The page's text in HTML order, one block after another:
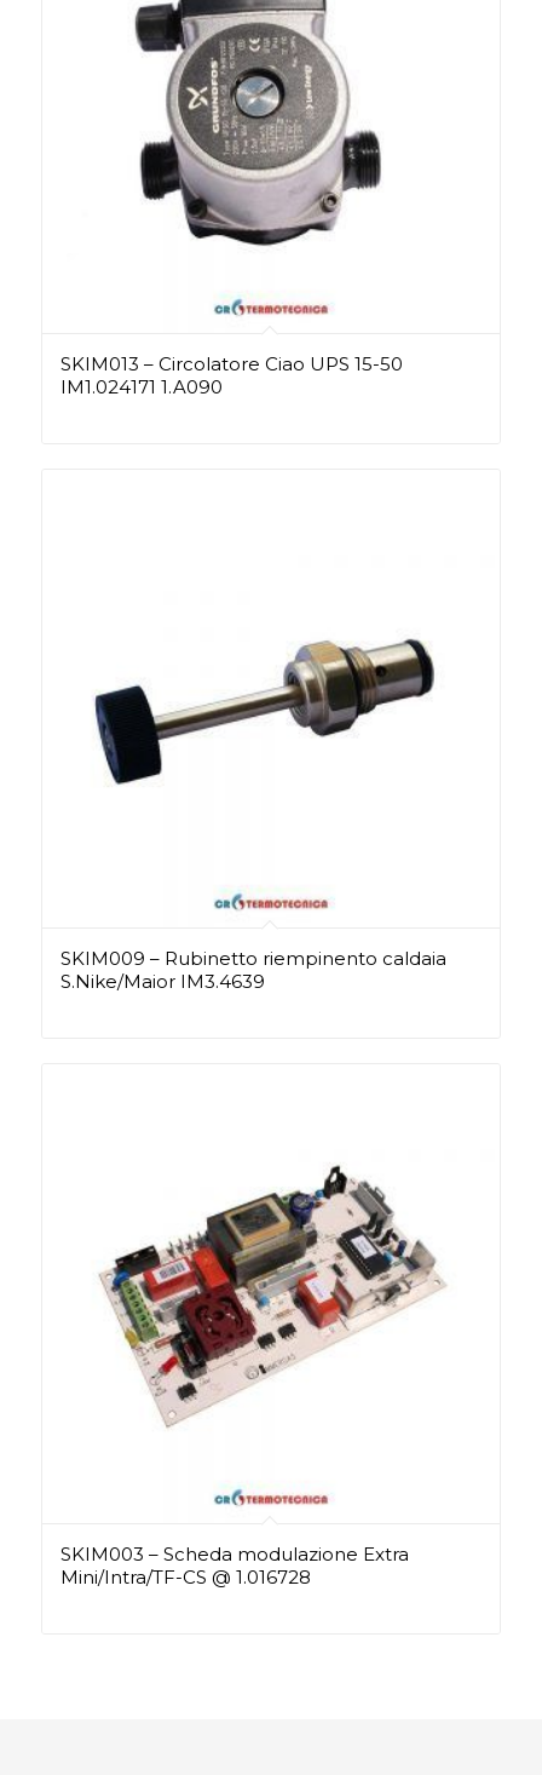
SKIM013 – Circolatore Ciao UPS 15-50
IM1.024171 1.A090
SKIM009 – Rubinetto riempinento caldaia
S.Nike/Maior IM3.4639
SKIM003 – Scheda modulazione Extra
Mini/Intra/TF-CS @ 1.016728